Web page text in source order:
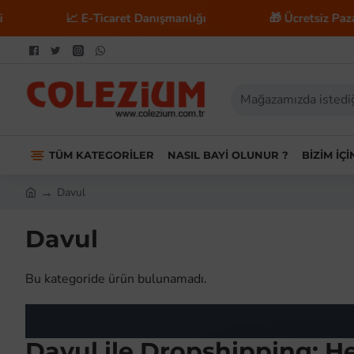
📈 E-Ticaret Danışmanlığı 🎁 Ücretsiz
TÜM KATEGORILER NASIL BAYI OLUNUR ? BIZIM
Davul
Davul
Bu kategoride ürün bulunamadı.